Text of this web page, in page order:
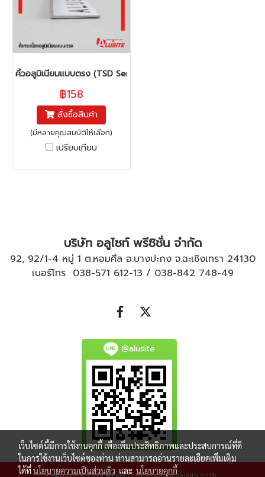
คิ้วอลูมิเนียมแบบตรง (TSD Series)
฿158
สั่งซื้อสินค้า
(มีหลายคุณสมบัติให้เลือก)
เปรียบเทียบ
บริษัท อลูไซท์ พรีซิชั่น จำกัด
92, 92/1-4 หมู่ 1 ต.หอมศีล อ.บางปะกง จ.ฉะเชิงเทรา 24130
เบอร์โทร 038-571 612-13 / 038-842 748-49
@alusite
เว็บไซต์นี้มีการใช้งานคุกกี้ เพื่อเพิ่มประสิทธิภาพและประสบการณ์ที่ดี
ในการใช้งานเว็บไซต์ของท่าน ท่านสามารถอ่านรายละเอียดเพิ่มเติม
ได้ที่นโยบายความเป็นส่วนตัว และ นโยบายคุกกี้